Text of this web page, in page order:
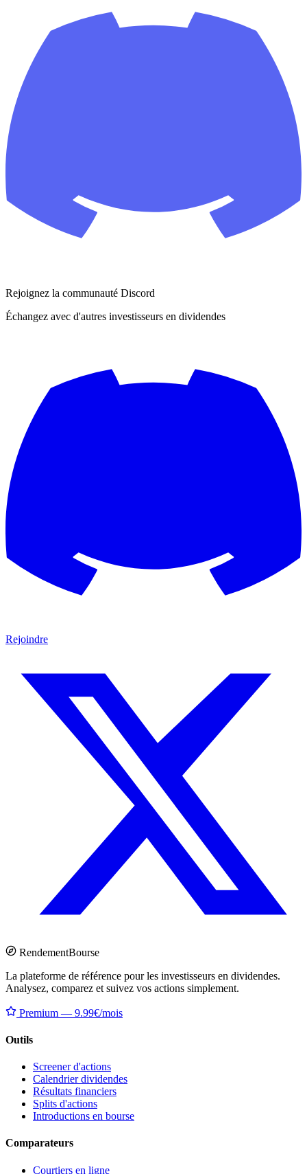
Rejoignez la communauté Discord
Échangez avec d'autres investisseurs en dividendes
Rejoindre
RendementBourse
La plateforme de référence pour les investisseurs en dividendes.
Analysez, comparez et suivez vos actions simplement.
Premium — 9.99€/mois
Outils
Screener d'actions
Calendrier dividendes
Résultats financiers
Splits d'actions
Introductions en bourse
Comparateurs
Courtiers en ligne